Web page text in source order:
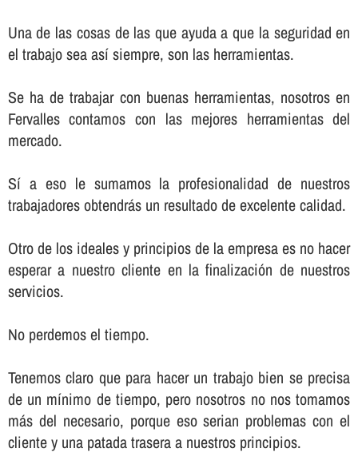
Una de las cosas de las que ayuda a que la seguridad en
el trabajo sea así­ siempre, son las herramientas.
Se ha de trabajar con buenas herramientas, nosotros en
Fervalles contamos con las mejores herramientas del
mercado.
Sí­ a eso le sumamos la profesionalidad de nuestros
trabajadores obtendrás un resultado de excelente calidad.
Otro de los ideales y principios de la empresa es no hacer
esperar a nuestro cliente en la finalización de nuestros
servicios.
No perdemos el tiempo.
Tenemos claro que para hacer un trabajo bien se precisa
de un mí­nimo de tiempo, pero nosotros no nos tomamos
más del necesario, porque eso serian problemas con el
cliente y una patada trasera a nuestros principios.